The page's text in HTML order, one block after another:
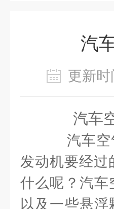
汽
更新
汽车空
汽车空
发动机要经过
什么呢？汽车
以及一些悬